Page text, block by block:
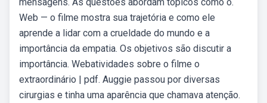
Web — o filme mostra sua trajetória e como ele
aprende a lidar com a crueldade do mundo e a
importância da empatia. Os objetivos são discutir a
importância. Webatividades sobre o filme o
extraordinário | pdf. Auggie passou por diversas
cirurgias e tinha uma aparência que chamava atenção.